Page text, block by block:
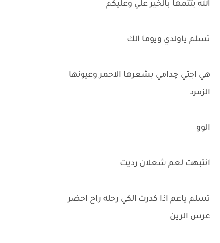
الله يتتمها بالخير علي وعليكم
تسلم ياولدي ويوما الك
هي اجتي چدامي بشعرها الاحمر وعيونها
الزمرد
الوو
انتبهت لعم شعلان رديت
تسلم ياعم اذا كدرت الكي رحله راح احضر
عرس الزين